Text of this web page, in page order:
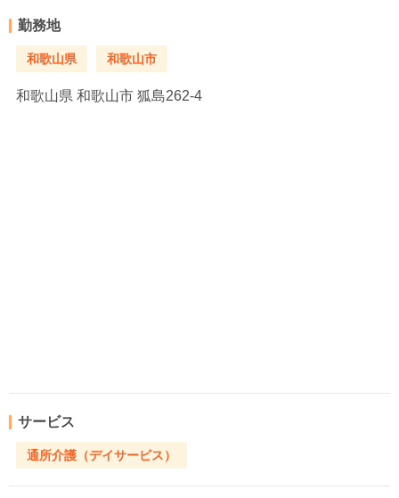
勤務地
和歌山県 和歌山市
和歌山県 和歌山市 狐島262-4
サービス
通所介護（デイサービス）